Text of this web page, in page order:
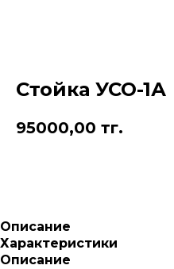
Стойка УСО-1А
95000,00 тг.
Описание
Характеристики
Описание